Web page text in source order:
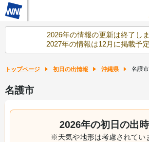
2026年の情報の更新は終了しま
2027年の情報は12月に掲載予定
トップページ 初日の出情報 沖縄県 名護市
名護市
2026年の初日の出
※天気や地形は考慮されてい